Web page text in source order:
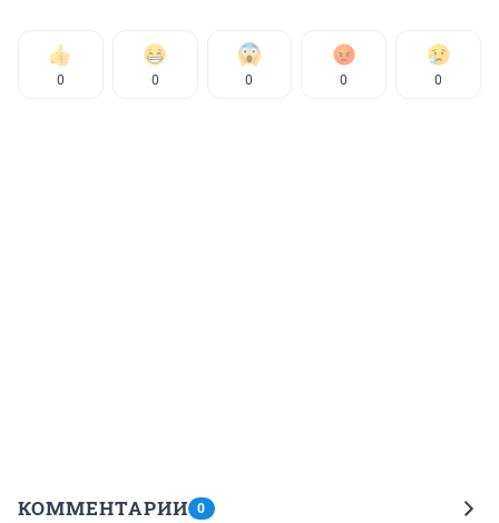
0 0 0 0 0
КОММЕНТАРИИ 0